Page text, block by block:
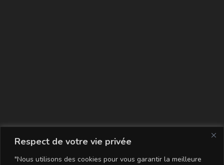
Respect de votre vie privée
"Nous utilisons des cookies pour vous garantir la meilleure
La carte